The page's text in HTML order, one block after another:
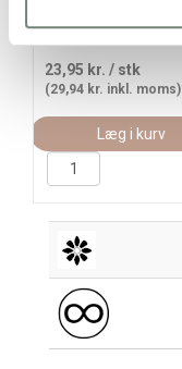
23,95 kr. / stk
(29,94 kr. inkl. moms)
Læg i kurv